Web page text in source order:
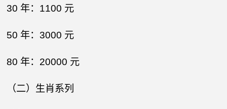
30 年：1100 元​
50 年：3000 元​
80 年：20000 元​
（二）生肖系列​